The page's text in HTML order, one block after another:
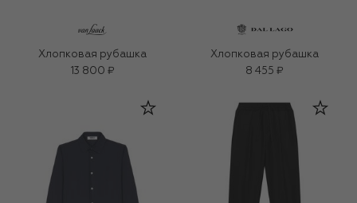
Хлопковая рубашка
13 800 ₽
Хлопковая рубашка
8 455 ₽